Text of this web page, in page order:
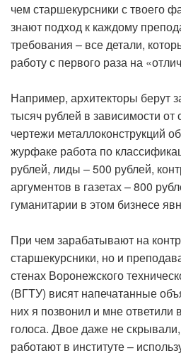
чем старшекурсники с твоего
знают подход к каждому
требования – все детали,
работу с первого раза на
Например, архитекторы берут
тысяч рублей в зависимости
чертежи металлоконструкций
журфаке работа по
рублей, лиды – 500 рублей,
аргументов в газетах – 800
гуманитарии в этом бизнесе
При чем зарабатывают на
старшекурсники, но и
стенах Воронежского
(ВГТУ) висят напечатанные
них я позвонил и мне ответили
голоса. Двое даже не
работают в институте –